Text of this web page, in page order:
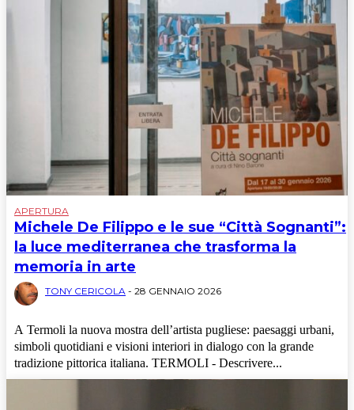
APERTURA
Michele De Filippo e le sue “Città Sognanti”:
la luce mediterranea che trasforma la
memoria in arte
TONY CERICOLA - 28 GENNAIO 2026
A Termoli la nuova mostra dell’artista pugliese: paesaggi urbani,
simboli quotidiani e visioni interiori in dialogo con la grande
tradizione pittorica italiana. TERMOLI - Descrivere...